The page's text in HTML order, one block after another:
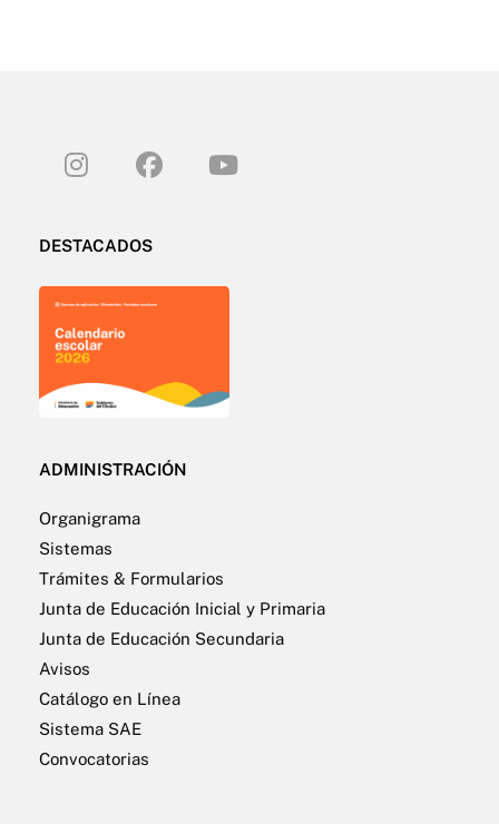
DESTACADOS
ADMINISTRACIÓN
Organigrama
Sistemas
Trámites & Formularios
Junta de Educación Inicial y Primaria
Junta de Educación Secundaria
Avisos
Catálogo en Línea
Sistema SAE
Convocatorias